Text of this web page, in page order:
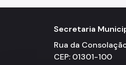
Secretaria
Rua da
CEP: 01301-100